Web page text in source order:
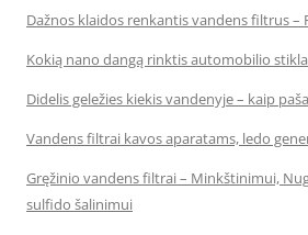
Dažnos klaidos renkantis vandens filtrus –
Kokią nano dangą rinktis automobilio
Didelis geležies kiekis vandenyje – kaip
Vandens filtrai kavos aparatams, ledo
Gręžinio vandens filtrai – Minkštinimui,
sulfido šalinimui